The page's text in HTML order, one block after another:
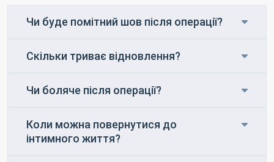
Чи буде помітний шов після операції?
Скільки триває відновлення?
Чи боляче після операції?
Коли можна повернутися до
інтимного життя?